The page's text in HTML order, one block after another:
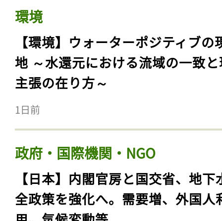
環境
【環境】ウォーターポジティブの
地 ～水還元における流域の一致
主張の在り方～
1日前
政府・国際機関・NGO
【日本】内閣官房と国交省、地下
全政策を強化へ。需要増、外国人